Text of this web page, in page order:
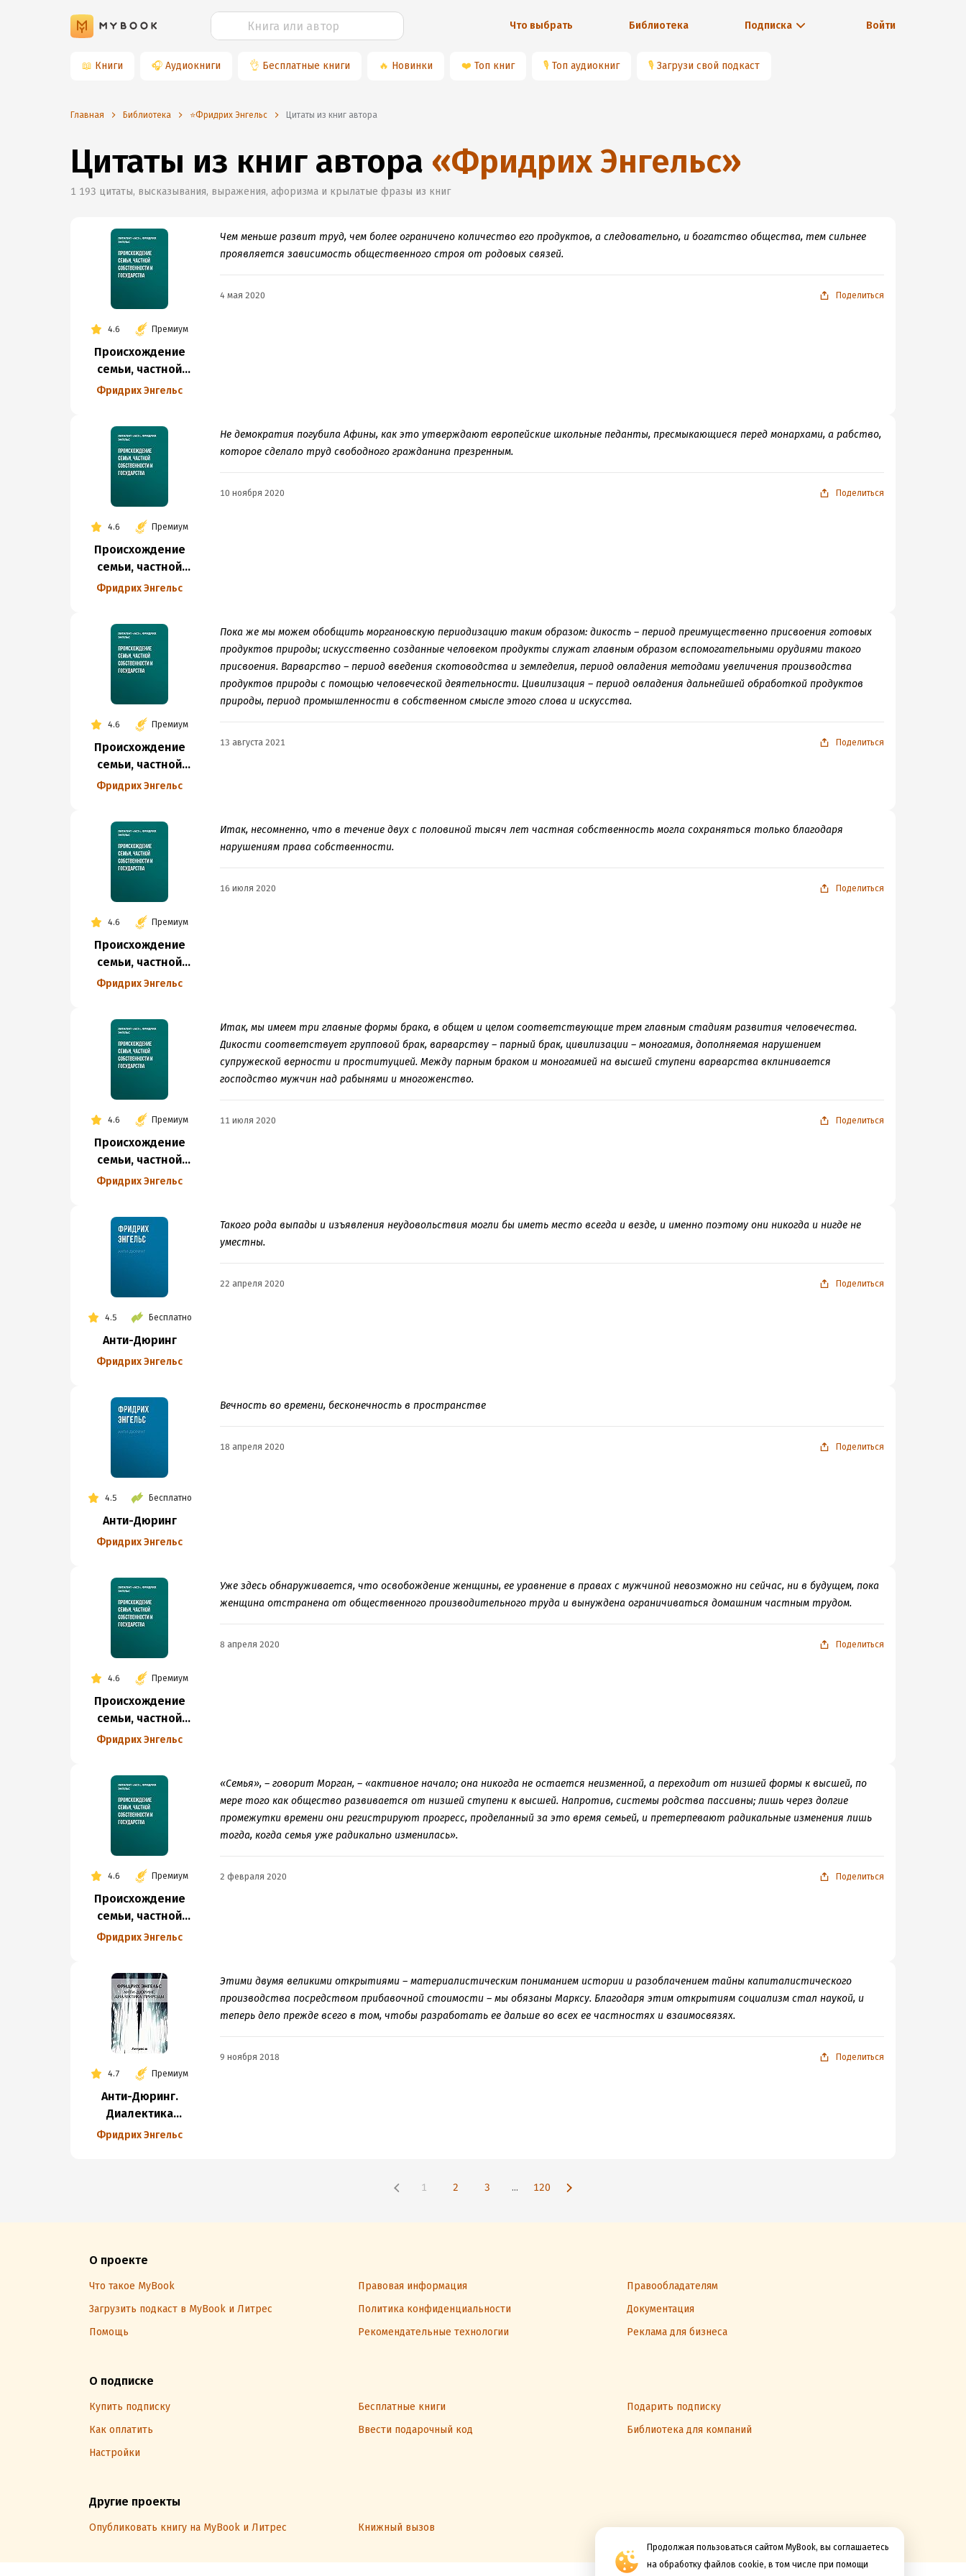
Что выбрать Библиотека Подписка Войти
📖 Книги 🎧 Аудиокниги 👌 Бесплатные книги 🔥 Новинки ❤️ Топ книг 🎙 Топ аудиокниг 🎙 Загрузи свой подкаст
Продолжая пользоваться сайтом MyBook, вы соглашаетесь
на обработку файлов cookie, в том числе при помощи
Главная Библиотека ⭐️Фридрих Энгельс Цитаты из книг автора
Цитаты из книг автора «Фридрих Энгельс»
1 193 цитаты, высказывания, выражения, афоризма и крылатые фразы из книг
4.6 Премиум
Происхождение
семьи, частной
собственности
Фридрих Энгельс
Чем меньше развит труд, чем более ограничено количество его продуктов, а следовательно, и богатство общества, тем сильнее
проявляется зависимость общественного строя от родовых связей.
4 мая 2020 Поделиться
4.6 Премиум
Происхождение
семьи, частной
собственности
Фридрих Энгельс
Не демократия погубила Афины, как это утверждают европейские школьные педанты, пресмыкающиеся перед монархами, а рабство,
которое сделало труд свободного гражданина презренным.
10 ноября 2020 Поделиться
4.6 Премиум
Происхождение
семьи, частной
собственности
Фридрих Энгельс
Пока же мы можем обобщить моргановскую периодизацию таким образом: дикость – период преимущественно присвоения готовых
продуктов природы; искусственно созданные человеком продукты служат главным образом вспомогательными орудиями такого
присвоения. Варварство – период введения скотоводства и земледелия, период овладения методами увеличения производства
продуктов природы с помощью человеческой деятельности. Цивилизация – период овладения дальнейшей обработкой продуктов
природы, период промышленности в собственном смысле этого слова и искусства.
13 августа 2021 Поделиться
4.6 Премиум
Происхождение
семьи, частной
собственности
Фридрих Энгельс
Итак, несомненно, что в течение двух с половиной тысяч лет частная собственность могла сохраняться только благодаря
нарушениям права собственности.
16 июля 2020 Поделиться
4.6 Премиум
Происхождение
семьи, частной
собственности
Фридрих Энгельс
Итак, мы имеем три главные формы брака, в общем и целом соответствующие трем главным стадиям развития человечества.
Дикости соответствует групповой брак, варварству – парный брак, цивилизации – моногамия, дополняемая нарушением
супружеской верности и проституцией. Между парным браком и моногамией на высшей ступени варварства вклинивается
господство мужчин над рабынями и многоженство.
11 июля 2020 Поделиться
4.5 Бесплатно
Анти-Дюринг
Фридрих Энгельс
Такого рода выпады и изъявления неудовольствия могли бы иметь место всегда и везде, и именно поэтому они никогда и нигде не
уместны.
22 апреля 2020 Поделиться
4.5 Бесплатно
Анти-Дюринг
Фридрих Энгельс
Вечность во времени, бесконечность в пространстве
18 апреля 2020 Поделиться
4.6 Премиум
Происхождение
семьи, частной
собственности
Фридрих Энгельс
Уже здесь обнаруживается, что освобождение женщины, ее уравнение в правах с мужчиной невозможно ни сейчас, ни в будущем, пока
женщина отстранена от общественного производительного труда и вынуждена ограничиваться домашним частным трудом.
8 апреля 2020 Поделиться
4.6 Премиум
Происхождение
семьи, частной
собственности
Фридрих Энгельс
«Семья», – говорит Морган, – «активное начало; она никогда не остается неизменной, а переходит от низшей формы к высшей, по
мере того как общество развивается от низшей ступени к высшей. Напротив, системы родства пассивны; лишь через долгие
промежутки времени они регистрируют прогресс, проделанный за это время семьей, и претерпевают радикальные изменения лишь
тогда, когда семья уже радикально изменилась».
2 февраля 2020 Поделиться
4.7 Премиум
Анти-Дюринг.
Диалектика
природы (сборник)
Фридрих Энгельс
Этими двумя великими открытиями – материалистическим пониманием истории и разоблачением тайны капиталистического
производства посредством прибавочной стоимости – мы обязаны Марксу. Благодаря этим открытиям социализм стал наукой, и
теперь дело прежде всего в том, чтобы разработать ее дальше во всех ее частностях и взаимосвязях.
9 ноября 2018 Поделиться
1 2 3 ... 120
О проекте
Что такое MyBook Правовая информация
Правообладателям
Загрузить подкаст в MyBook и Литрес
Политика конфиденциальности
Документация
Помощь
Рекомендательные технологии Реклама для бизнеса
О подписке
Купить подписку Бесплатные книги
Подарить подписку
Как оплатить
Ввести подарочный код
Библиотека для компаний
Настройки
Другие проекты
Опубликовать книгу на MyBook и Литрес Книжный вызов